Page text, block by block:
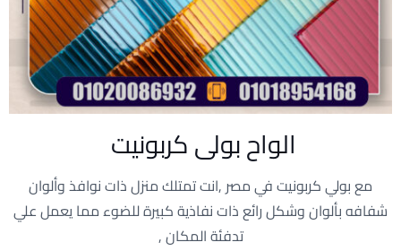
الواح بولى كربونيت
مع بولي كربونيت في مصر ,انت تمتلك منزل ذات نوافذ وألوان
شفافه بألوان وشكل رائع ذات نفاذية كبيرة للضوء مما يعمل علي
تدفئة المكان ,